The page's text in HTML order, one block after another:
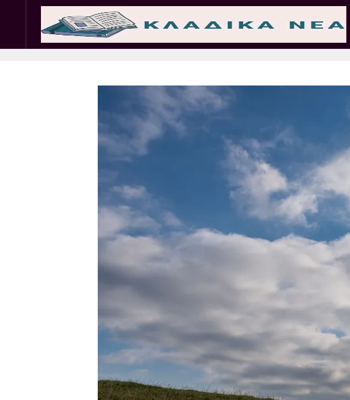
Σωματεία Εμπ. Σύλλογοι